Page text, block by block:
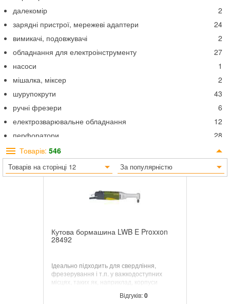
2
далекомір
24
зарядні пристрої, мережеві адаптери
2
вимикачі, подовжувачі
27
обладнання для електроінструменту
1
насоси
2
мішалка, міксер
43
шурупокрути
6
ручні фрезери
12
електрозварювальне обладнання
28
перфоратори
6
ножиці по металу
дрилі
7
дискові пили
багатофункційні інструменти
Товарів: 546
Товарів на сторінці 12 За популярністю
Кутова бормашина LWB E Proxxon
28492
Ідеально підходить для свердління,
фрезерування і т.п. у важкодоступних
місцях, таких як, наприклад, корпуси
Відгуків:0